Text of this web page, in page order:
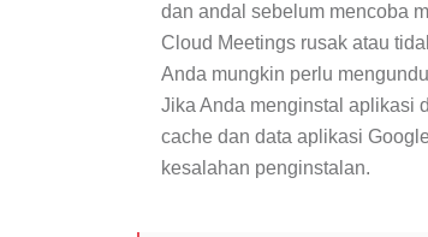
dan andal sebelum mencoba
Cloud Meetings rusak atau
Anda mungkin perlu
Jika Anda menginstal aplikasi
cache dan data aplikasi
kesalahan penginstalan.